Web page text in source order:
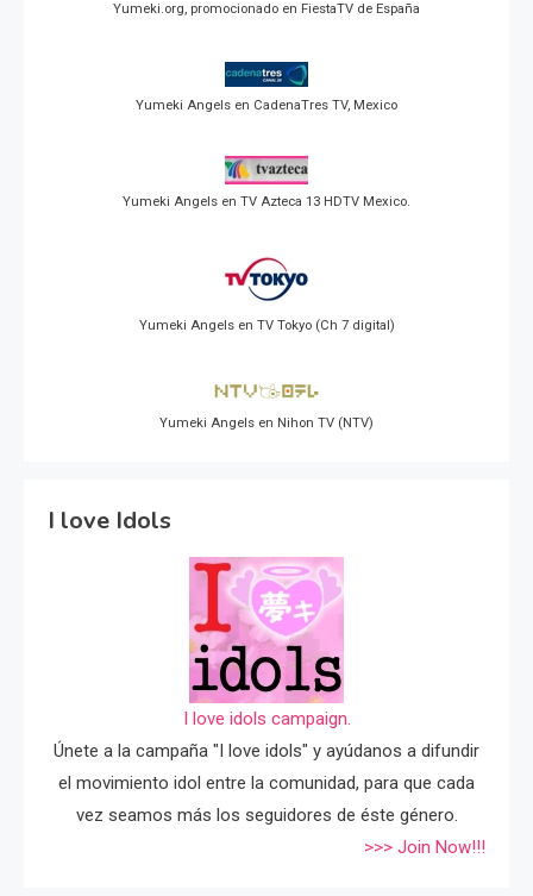
Yumeki.org, promocionado en FiestaTV de España
Yumeki Angels en CadenaTres TV, Mexico
Yumeki Angels en TV Azteca 13 HDTV Mexico.
Yumeki Angels en TV Tokyo (Ch 7 digital)
Yumeki Angels en Nihon TV (NTV)
I love Idols
I love idols campaign.
Únete a la campaña "I love idols" y ayúdanos a difundir
el movimiento idol entre la comunidad, para que cada
vez seamos más los seguidores de éste género.
>>> Join Now!!!